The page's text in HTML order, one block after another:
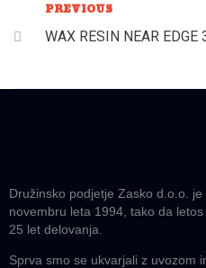
PREVIOUS
WAX RESIN NEAR EDGE
Družinsko podjetje Zasko d.o.o.
novembru leta 1994, tako da
25 let delovanja.
Sprva smo se ukvarjali z uvozom